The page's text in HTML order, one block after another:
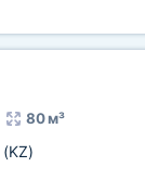
80 м³
(KZ)